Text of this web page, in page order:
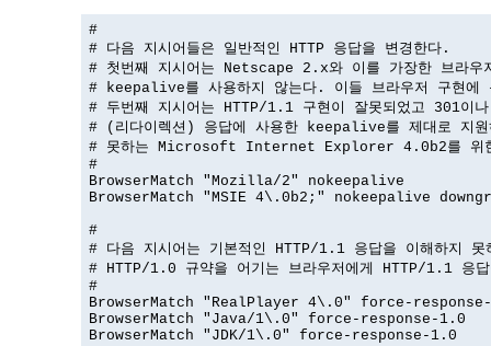
#
# 다음 지시어들은 일반적인 HTTP 응답을 변경한다.
# 첫번째 지시어는 Netscape 2.x와 이를 가장한 브라우
# keepalive를 사용하지 않는다. 이들 브라우저 구현에
# 두번째 지시어는 HTTP/1.1 구현이 잘못되었고 301이
# (리다이렉션) 응답에 사용한 keepalive를 제대로 지원
# 못하는 Microsoft Internet Explorer 4.0b2를 위
#
BrowserMatch "Mozilla/2" nokeepalive
BrowserMatch "MSIE 4\.0b2;" nokeepalive
#
# 다음 지시어는 기본적인 HTTP/1.1 응답을 이해하지 못
# HTTP/1.0 규약을 어기는 브라우저에게 HTTP/1.1 응
#
BrowserMatch "RealPlayer 4\.0" force-
BrowserMatch "Java/1\.0" force-response-1.0
BrowserMatch "JDK/1\.0" force-response-1.0